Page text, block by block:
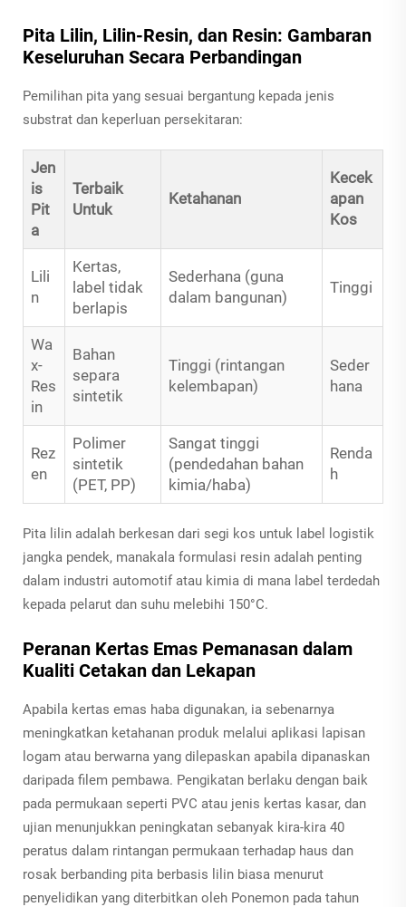
Pita Lilin, Lilin-Resin, dan Resin: Gambaran
Keseluruhan Secara Perbandingan
Pemilihan pita yang sesuai bergantung kepada jenis
substrat dan keperluan persekitaran:
Jen
is
Pit
a
Terbaik
Untuk
Ketahanan
Kecek
apan
Kos
Lili
n
Kertas,
label tidak
berlapis
Sederhana (guna
dalam bangunan)
Tinggi
Wa
x-
Res
in
Bahan
separa
sintetik
Tinggi (rintangan
kelembapan)
Seder
hana
Rez
en
Polimer
sintetik
(PET, PP)
Sangat tinggi
(pendedahan bahan
kimia/haba)
Renda
h
Pita lilin adalah berkesan dari segi kos untuk label logistik
jangka pendek, manakala formulasi resin adalah penting
dalam industri automotif atau kimia di mana label terdedah
kepada pelarut dan suhu melebihi 150°C.
Peranan Kertas Emas Pemanasan dalam
Kualiti Cetakan dan Lekapan
Apabila kertas emas haba digunakan, ia sebenarnya
meningkatkan ketahanan produk melalui aplikasi lapisan
logam atau berwarna yang dilepaskan apabila dipanaskan
daripada filem pembawa. Pengikatan berlaku dengan baik
pada permukaan seperti PVC atau jenis kertas kasar, dan
ujian menunjukkan peningkatan sebanyak kira-kira 40
peratus dalam rintangan permukaan terhadap haus dan
rosak berbanding pita berbasis lilin biasa menurut
penyelidikan yang diterbitkan oleh Ponemon pada tahun